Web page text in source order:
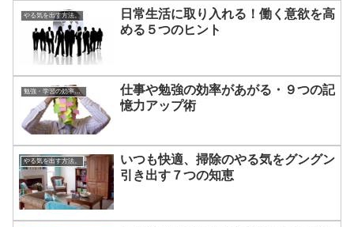
やる気を出す方法。
日常生活に取り入れる！働く意欲を高
める５つのヒント
勉強・学習の効率をアップする方法
仕事や勉強の効率があがる・９つの記
憶力アップ術
やる気を出す方法。
いつも快適、掃除のやる気をグングン
引き出す７つの知恵